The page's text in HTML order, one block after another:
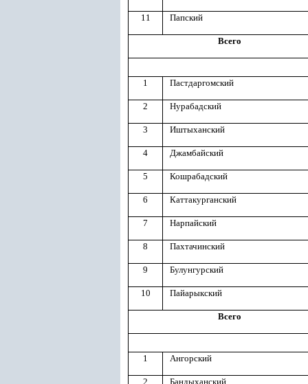
11 Папский
Всего
1 Пастдаргомский
2 Нурабадский
3 Иштыханский
4 Джамбайский
5 Кошрабадский
6 Каттакурганский
7 Нарпайский
8 Пахтачинский
9 Булунгурский
10 Пайарыкский
Всего
1 Ангорский
2 Бандыханский